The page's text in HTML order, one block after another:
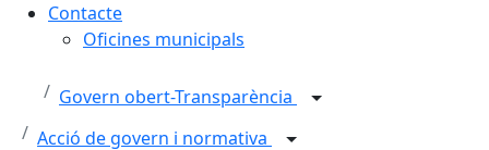
Contacte
Oficines municipals
Govern obert-Transparència
Acció de govern i normativa